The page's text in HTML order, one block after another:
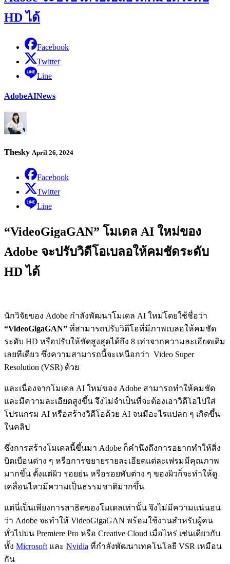
HD ได้
Facebook
Twitter
Line
AdobeAINews
Thesky April 26, 2024
Facebook
Twitter
Line
“VideoGigaGAN” โมเดล AI ใหม่ของ
Adobe จะปรับวิดีโอเบลอให้คมชัดระดับ
HD ได้
นักวิจัยของ Adobe กำลังพัฒนาโมเดล AI ใหม่โดยใช้ชื่อว่า
“VideoGigaGAN” ที่สามารถปรับวิดีโอที่มีภาพเบลอให้คมชัด
ระดับ HD หรือปรับให้ชัดสูงสุดได้ถึง 8 เท่าจากความละเอียดเดิม
เลยทีเดียว ซึ่งความสามารถนี้จะเหนือกว่า Video Super
Resolution (VSR) ด้วย
และเนื่องจากโมเดล AI ใหม่ของ Adobe สามารถทำให้คมชัด
และมีความละเอียดสูงขึ้น จึงไม่จำเป็นที่จะต้องเอาวิดีโอไปใส่
โปรแกรม AI หรือสร้างวิดีโอด้วย AI จนมีอะไรแปลก ๆ เกิดขึ้น
ในคลิป
ซึ่งการสร้างโมเดลนี้ขึ้นมา Adobe ก็คำนึงถึงการอยากทำให้สิ่ง
บิดเบือนต่าง ๆ หรือการขยายรายละเอียดแต่ละเฟรมมีคุณภาพ
มากขึ้น ตั้งแต่ผิว รอยย่น หรือรอยพับต่าง ๆ ของผิวก็จะทำให้ดู
เคลื่อนไหวมีความเป็นธรรมชาติมากขึ้น
แต่นี่เป็นเพียงการสาธิตของโมเดลเท่านั้น จึงไม่มีความแน่นอน
ว่า Adobe จะทำให้ VideoGigaGAN พร้อมใช้งานสำหรับผู้คน
ทั่วไปบน Premiere Pro หรือ Creative Cloud เมื่อไหร่ เช่นเดียวกับ
ทั้ง Microsoft และ Nvidia ที่กำลังพัฒนาเทคโนโลยี VSR เหมือน
กัน